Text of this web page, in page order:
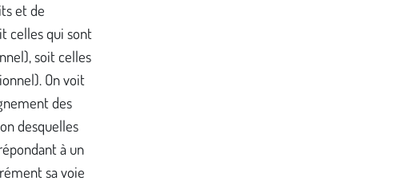
et de
celles qui sont
soit celles
On voit
des
desquelles
à un
sa voie